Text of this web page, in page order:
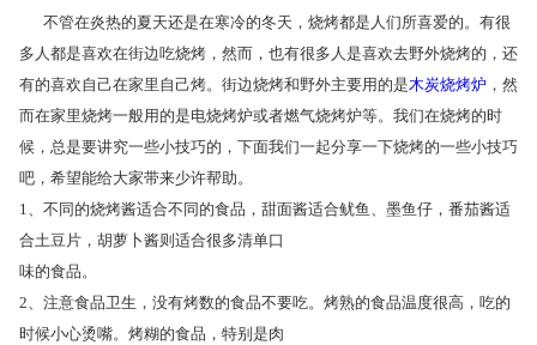
不管在炎热的夏天还是在寒冷的冬天，烧烤都是人们所喜爱的。有很
多人都是喜欢在街边吃烧烤，然而，也有很多人是喜欢去野外烧烤的，还
有的喜欢自己在家里自己烤。街边烧烤和野外主要用的是木炭烧烤炉 ，然
而在家里烧烤一般用的是电烧烤炉或者燃气烧烤炉等。我们在烧烤的时
候，总是要讲究一些小技巧的，下面我们一起分享一下烧烤的一些小技巧
吧，希望能给大家带来少许帮助。
1、不同的烧烤酱适合不同的食品，甜面酱适合鱿鱼、墨鱼仔，番茄酱适
合土豆片，胡萝卜酱则适合很多清单口
味的食品。
2、注意食品卫生，没有烤数的食品不要吃。烤熟的食品温度很高，吃的
时候小心烫嘴。烤糊的食品，特别是肉